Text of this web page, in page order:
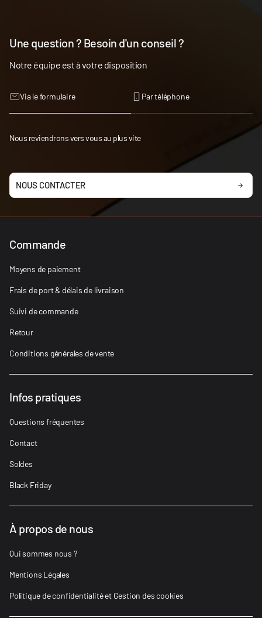
Une question ? Besoin d'un conseil ?
Notre équipe est à votre disposition
Via le formulaire Par téléphone
Nous reviendrons vers vous au plus vite
NOUS CONTACTER
Commande
Moyens de paiement
Frais de port & délais de livraison
Suivi de commande
Retour
Conditions générales de vente
Infos pratiques
Questions fréquentes
Contact
Soldes
Black Friday
À propos de nous
Qui sommes nous ?
Mentions Légales
Politique de confidentialité et Gestion des cookies